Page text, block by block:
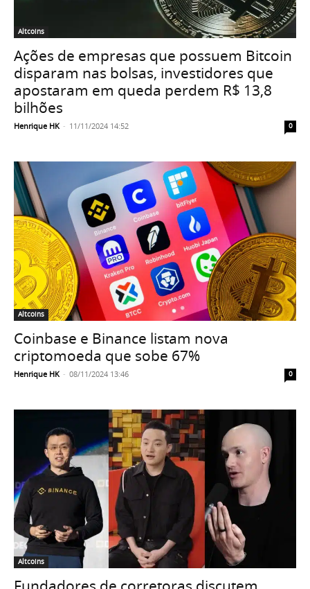
Altcoins
Ações de empresas que possuem Bitcoin
disparam nas bolsas, investidores que
apostaram em queda perdem R$ 13,8
bilhões
Henrique HK - 11/11/2024 14:52 0
Altcoins
Coinbase e Binance listam nova
criptomoeda que sobe 67%
Henrique HK - 08/11/2024 13:46 0
Altcoins